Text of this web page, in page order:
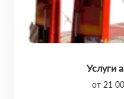
Услуги
от 21